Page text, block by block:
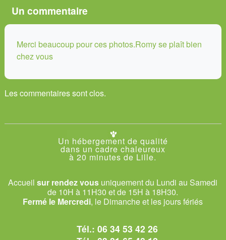
Un commentaire
Merci beaucoup pour ces photos.Romy se plaît bien
chez vous
Les commentaires sont clos.
Un hébergement de qualité
dans un cadre chaleureux
à 20 minutes de Lille.
Accueilsur rendez vous uniquement du Lundi au Samedi
de 10H à 11H30 et de 15H à 18H30.
Fermé le Mercredi, le Dimanche et les jours fériés
Tél.:06 34 53 42 26